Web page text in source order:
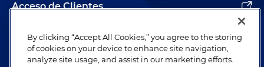
Acceso de Clientes
Alumnos
By clicking “Accept All Cookies,” you agree to the storing
of cookies on your device to enhance site navigation,
analyze site usage, and assist in our marketing efforts.